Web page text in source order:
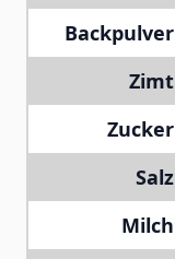
Backpulver
Zimt
Zucker
Salz
Milch